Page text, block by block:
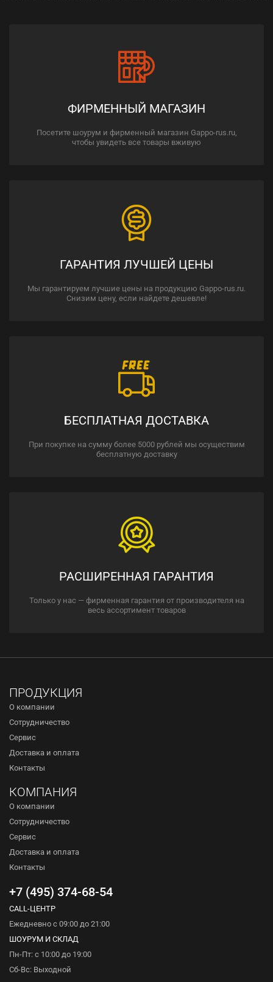
ФИРМЕННЫЙ МАГАЗИН
Посетите шоурум и фирменный магазин Gappo-rus.ru,
чтобы увидеть все товары вживую
ГАРАНТИЯ ЛУЧШЕЙ ЦЕНЫ
Мы гарантируем лучшие цены на продукцию Gappo-rus.ru.
Снизим цену, если найдете дешевле!
БЕСПЛАТНАЯ ДОСТАВКА
При покупке на сумму более 5000 рублей мы осуществим
бесплатную доставку
РАСШИРЕННАЯ ГАРАНТИЯ
Только у нас — фирменная гарантия от производителя на
весь ассортимент товаров
ПРОДУКЦИЯ
О компании
Сотрудничество
Сервис
Доставка и оплата
Контакты
КОМПАНИЯ
О компании
Сотрудничество
Сервис
Доставка и оплата
Контакты
+7 (495) 374-68-54
CALL-ЦЕНТР
Ежедневно с 09:00 до 21:00
ШОУРУМ И СКЛАД
Пн-Пт: с 10:00 до 19:00
Сб-Вс: Выходной